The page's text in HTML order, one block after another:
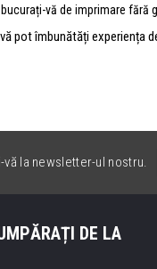
vă de imprimare fără
pot îmbunătăți experiența
la newsletter-ul nostru.
DE LA